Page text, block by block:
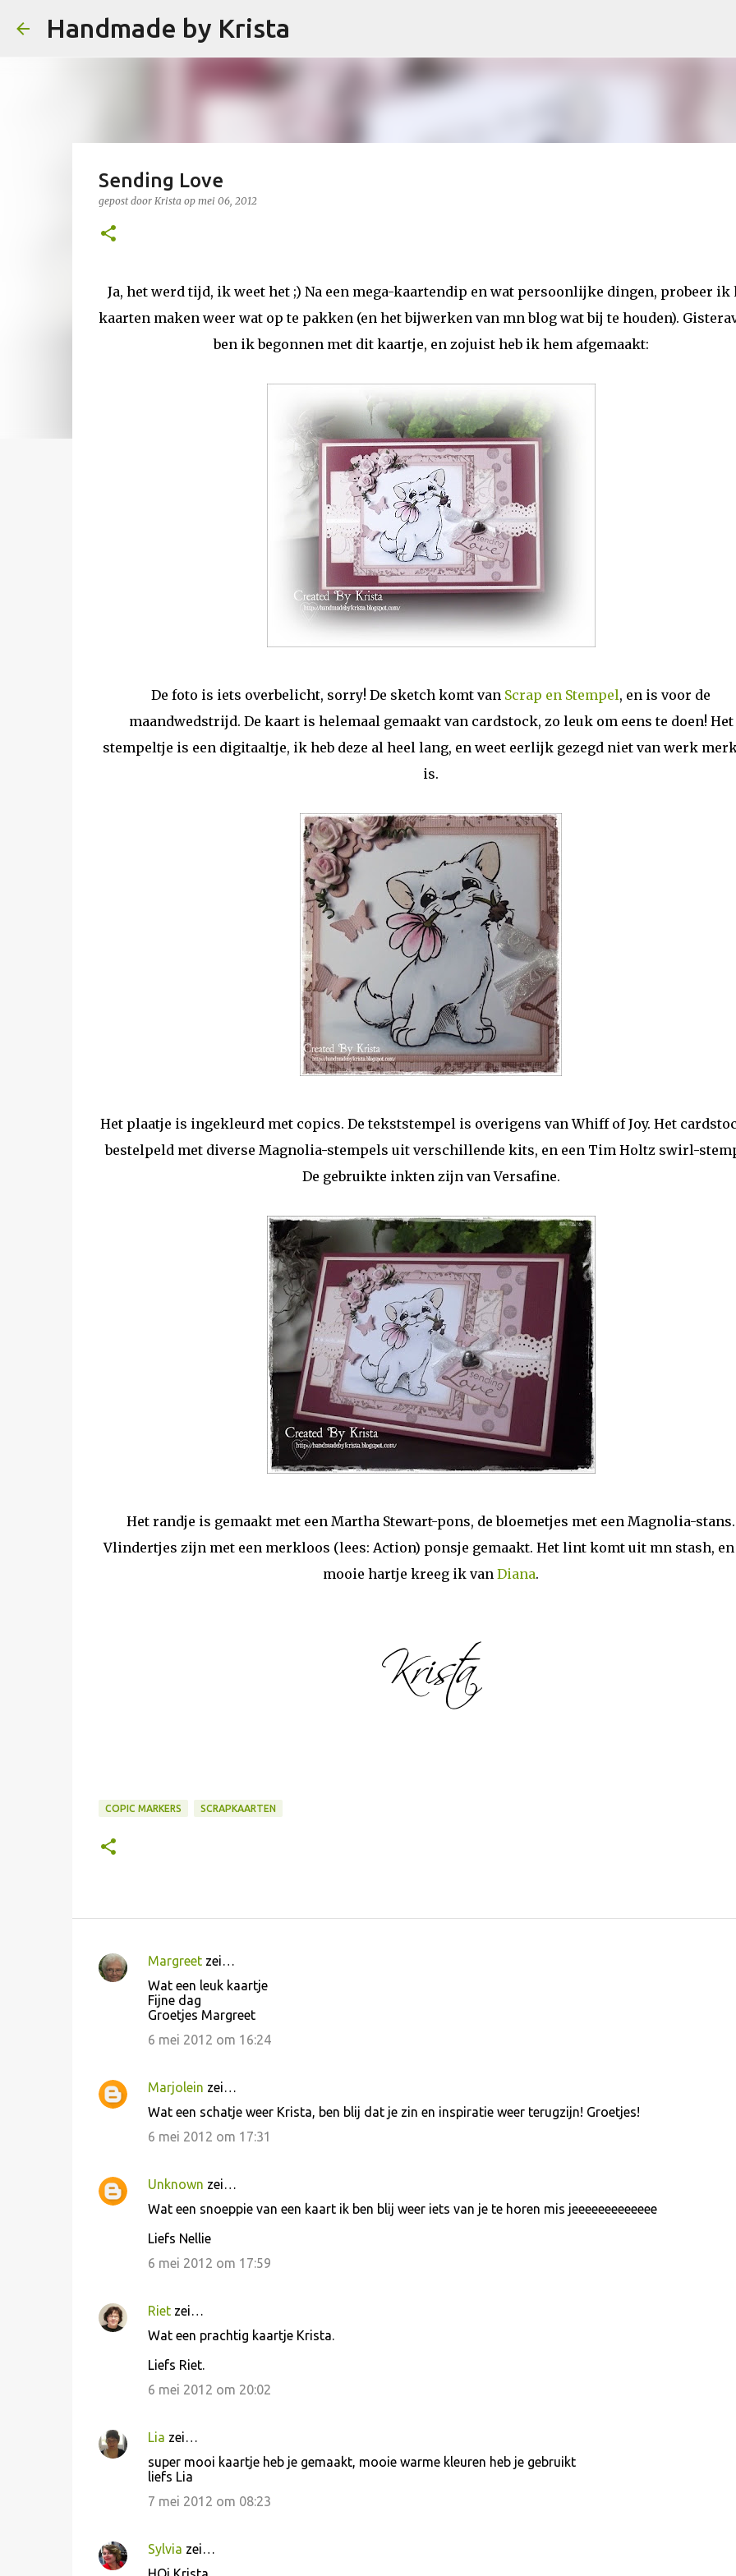
Handmade by Krista
Sending Love
gepost door Krista op mei 06, 2012
Ja, het werd tijd, ik weet het ;) Na een mega-kaartendip en wat persoonlijke dingen, probeer ik
kaarten maken weer wat op te pakken (en het bijwerken van mn blog wat bij te houden).
ben ik begonnen met dit kaartje, en zojuist heb ik hem afgemaakt:
De foto is iets overbelicht, sorry! De sketch komt van Scrap en Stempel, en is voor de
maandwedstrijd. De kaart is helemaal gemaakt van cardstock, zo leuk om eens te doen! Het
stempeltje is een digitaaltje, ik heb deze al heel lang, en weet eerlijk gezegd niet van werk
is.
Het plaatje is ingekleurd met copics. De tekststempel is overigens van Whiff of Joy. Het
bestelpeld met diverse Magnolia-stempels uit verschillende kits, en een Tim Holtz swirl-
De gebruikte inkten zijn van Versafine.
Het randje is gemaakt met een Martha Stewart-pons, de bloemetjes met een Magnolia-stans.
Vlindertjes zijn met een merkloos (lees: Action) ponsje gemaakt. Het lint komt uit mn stash,
mooie hartje kreeg ik van Diana.
COPIC MARKERS SCRAPKAARTEN
R
i
e
Margreetzei…
Wat een leuk kaartje
Fijne dag
Groetjes Margreet
6 mei 2012 om 16:24
Marjolein zei…
Wat een schatje weer Krista, ben blij dat je zin en inspiratie weer terugzijn! Groetjes!
6 mei 2012 om 17:31
Unknown zei…
Wat een snoeppie van een kaart ik ben blij weer iets van je te horen mis jeeeeeeeeeeeee
Liefs Nellie
6 mei 2012 om 17:59
Rietzei…
Wat een prachtig kaartje Krista.
Liefs Riet.
6 mei 2012 om 20:02
Lia zei…
super mooi kaartje heb je gemaakt, mooie warme kleuren heb je gebruikt
liefs Lia
7 mei 2012 om 08:23
Sylvia zei…